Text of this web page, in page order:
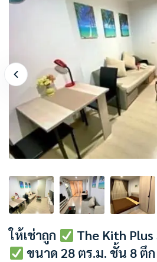
ให้เช่าถูก
The Kith
ขนาด 28 ตร.ม. ชั้น 8 ตึก